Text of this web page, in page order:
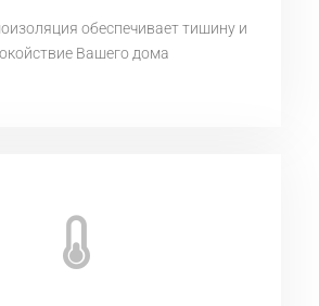
обеспечивает тишину и
Вашего дома